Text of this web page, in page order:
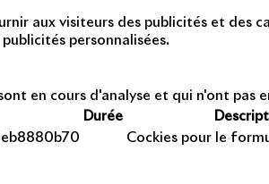
aux visiteurs des publicités et des
personnalisées.
en cours d'analyse et qui n'ont pas
Durée
Cockies pour le